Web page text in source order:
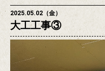
2025.05.02（金）
大工工事③